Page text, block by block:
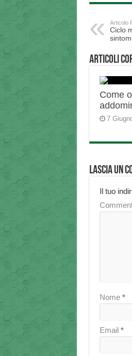
Articolo
Ciclo
Articoli
Come
7
Lascia un
Il tuo
Nome *
Email *